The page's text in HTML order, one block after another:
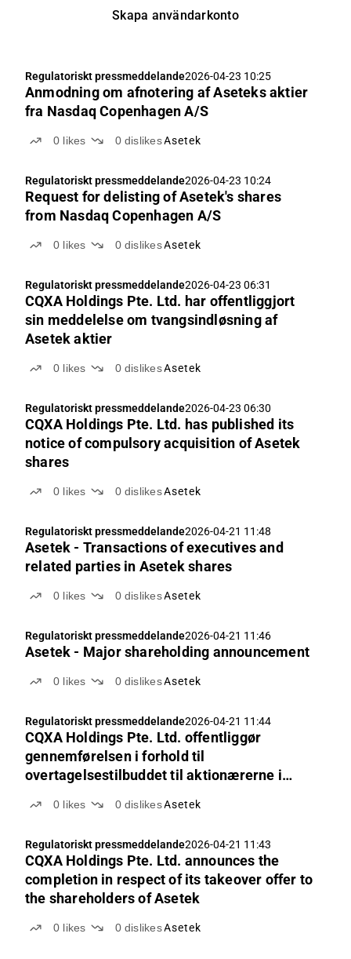
Skapa användarkonto
Regulatoriskt pressmeddelande2026-04-23 10:25
Anmodning om afnotering af Aseteks aktier
fra Nasdaq Copenhagen A/S
0 likes 0 dislikesAsetek
Regulatoriskt pressmeddelande2026-04-23 10:24
Request for delisting of Asetek's shares
from Nasdaq Copenhagen A/S
0 likes 0 dislikesAsetek
Regulatoriskt pressmeddelande2026-04-23 06:31
CQXA Holdings Pte. Ltd. har offentliggjort
sin meddelelse om tvangsindløsning af
Asetek aktier
0 likes 0 dislikesAsetek
Regulatoriskt pressmeddelande2026-04-23 06:30
CQXA Holdings Pte. Ltd. has published its
notice of compulsory acquisition of Asetek
shares
0 likes 0 dislikesAsetek
Regulatoriskt pressmeddelande2026-04-21 11:48
Asetek - Transactions of executives and
related parties in Asetek shares
0 likes 0 dislikesAsetek
Regulatoriskt pressmeddelande2026-04-21 11:46
Asetek - Major shareholding announcement
0 likes 0 dislikesAsetek
Regulatoriskt pressmeddelande2026-04-21 11:44
CQXA Holdings Pte. Ltd. offentliggør
gennemførelsen i forhold til
overtagelsestilbuddet til aktionærerne i
0 likes 0 dislikesAsetek
Regulatoriskt pressmeddelande2026-04-21 11:43
CQXA Holdings Pte. Ltd. announces the
completion in respect of its takeover offer to
the shareholders of Asetek
0 likes 0 dislikesAsetek